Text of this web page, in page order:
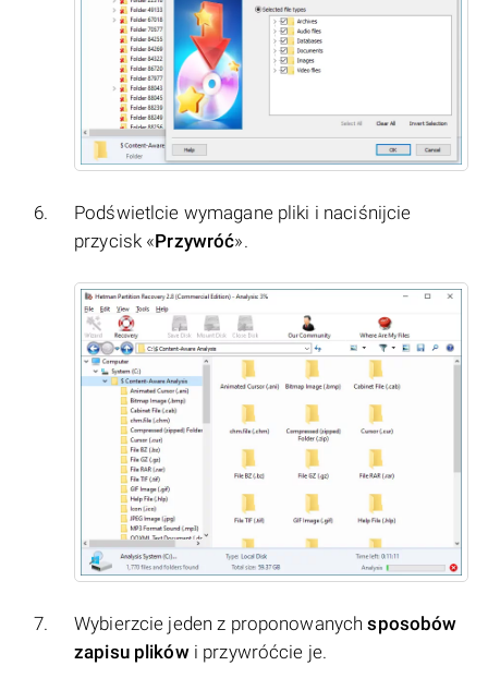
Podświetlcie wymagane pliki i naciśnijcie
przycisk «Przywróć».
Wybierzcie jeden z proponowanychsposobów
zapisu plikówi przywróćcie je.